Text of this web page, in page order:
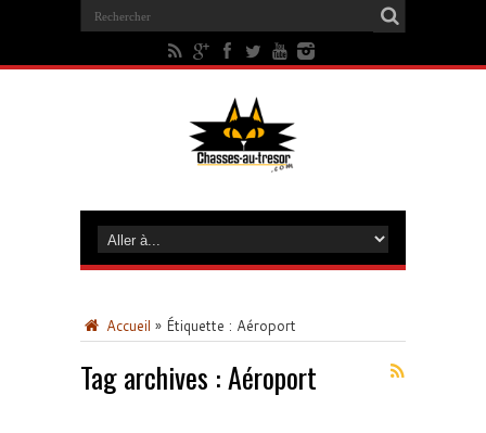
Accueil » Étiquette : Aéroport
Tag archives :Aéroport